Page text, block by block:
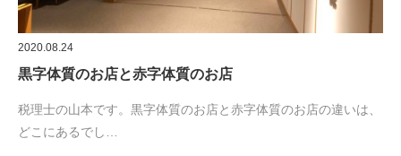
2020.08.24
黒字体質のお店と赤字体質のお店
税理士の山本です。黒字体質のお店と赤字体質のお店の違いは、
どこにあるでし…